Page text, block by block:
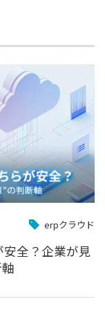
erpクラウド
全？企業が見